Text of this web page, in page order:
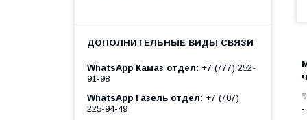
-
WhatsApp Камаз отдел
+7 (777) 252-
91-98
WhatsApp Газель отдел
+7 (707)
225-94-49